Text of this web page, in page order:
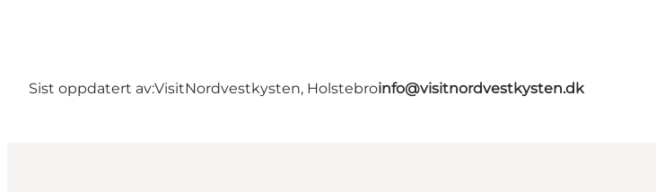
Sist oppdatert av:VisitNordvestkysten, Holstebroinfo@visitnordvestkysten.dk